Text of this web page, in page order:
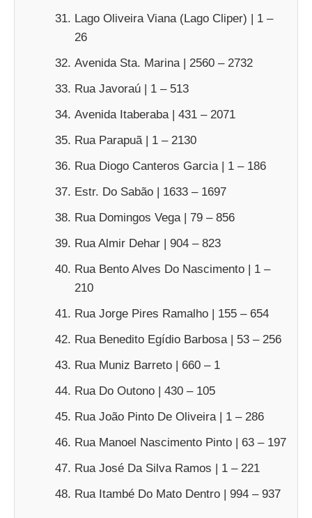
Lago Oliveira Viana (Lago Cliper) | 1 –
26
Avenida Sta. Marina | 2560 – 2732
Rua Javoraú | 1 – 513
Avenida Itaberaba | 431 – 2071
Rua Parapuã | 1 – 2130
Rua Diogo Canteros Garcia | 1 – 186
Estr. Do Sabão | 1633 – 1697
Rua Domingos Vega | 79 – 856
Rua Almir Dehar | 904 – 823
Rua Bento Alves Do Nascimento | 1 –
210
Rua Jorge Pires Ramalho | 155 – 654
Rua Benedito Egídio Barbosa | 53 – 256
Rua Muniz Barreto | 660 – 1
Rua Do Outono | 430 – 105
Rua João Pinto De Oliveira | 1 – 286
Rua Manoel Nascimento Pinto | 63 – 197
Rua José Da Silva Ramos | 1 – 221
Rua Itambé Do Mato Dentro | 994 – 937